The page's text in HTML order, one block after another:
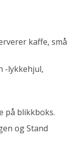
kaffe, små
-lykkehjul,
på blikkboks.
og Stand